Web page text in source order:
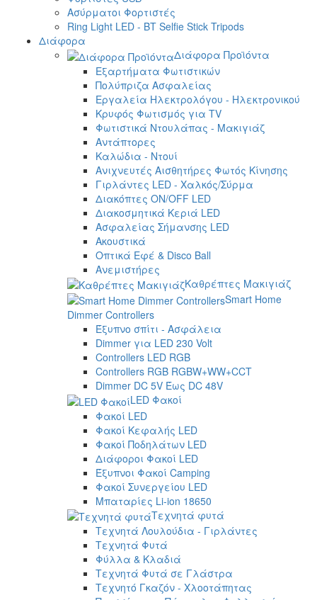
Ασύρματοι Φορτιστές
Ring Light LED - BT Selfie Stick Tripods
Διάφορα
Διάφορα Προϊόντα
Εξαρτήματα Φωτιστικών
Πολύπριζα Ασφαλείας
Εργαλεία Ηλεκτρολόγου - Ηλεκτρονικού
Κρυφός Φωτισμός για TV
Φωτιστικά Ντουλάπας - Μακιγιάζ
Αντάπτορες
Καλώδια - Ντουί
Ανιχνευτές Αισθητήρες Φωτός Κίνησης
Γιρλάντες LED - Χαλκός/Σύρμα
Διακόπτες ON/OFF LED
Διακοσμητικά Κεριά LED
Ασφαλείας Σήμανσης LED
Ακουστικά
Οπτικά Εφέ & Disco Ball
Ανεμιστήρες
Καθρέπτες Μακιγιάζ
Smart Home
Dimmer Controllers
Έξυπνο σπίτι - Ασφάλεια
Dimmer για LED 230 Volt
Controllers LED RGB
Controllers RGB RGBW+WW+CCT
Dimmer DC 5V Έως DC 48V
LED Φακοί
Φακοί LED
Φακοί Κεφαλής LED
Φακοί Ποδηλάτων LED
Διάφοροι Φακοί LED
Έξυπνοι Φακοί Camping
Φακοί Συνεργείου LED
Μπαταρίες Li-ion 18650
Τεχνητά φυτά
Τεχνητά Λουλούδια - Γιρλάντες
Τεχνητά Φυτά
Φύλλα & Κλαδιά
Τεχνητά Φυτά σε Γλάστρα
Τεχνητό Γκαζόν - Χλοοτάπητας